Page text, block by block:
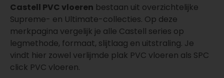
Castell PVC vloeren bestaan uit overzichtelijke
Supreme- en Ultimate-collecties. Op deze
merkpagina vergelijk je alle Castell series op
legmethode, formaat, slijtlaag en uitstraling. Je
vindt hier zowel verlijmde plak PVC vloeren als SPC
click PVC vloeren.